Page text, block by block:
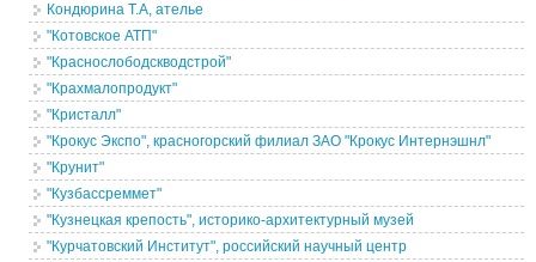
Кондюрина Т.А, ателье
"Котовское АТП"
"Краснослободскводстрой"
"Крахмалопродукт"
"Кристалл"
"Крокус Экспо", красногорский филиал ЗАО "Крокус Интернэшнл"
"Крунит"
"Кузбассреммет"
"Кузнецкая крепость", историко-архитектурный музей
"Курчатовский Институт", российский научный центр